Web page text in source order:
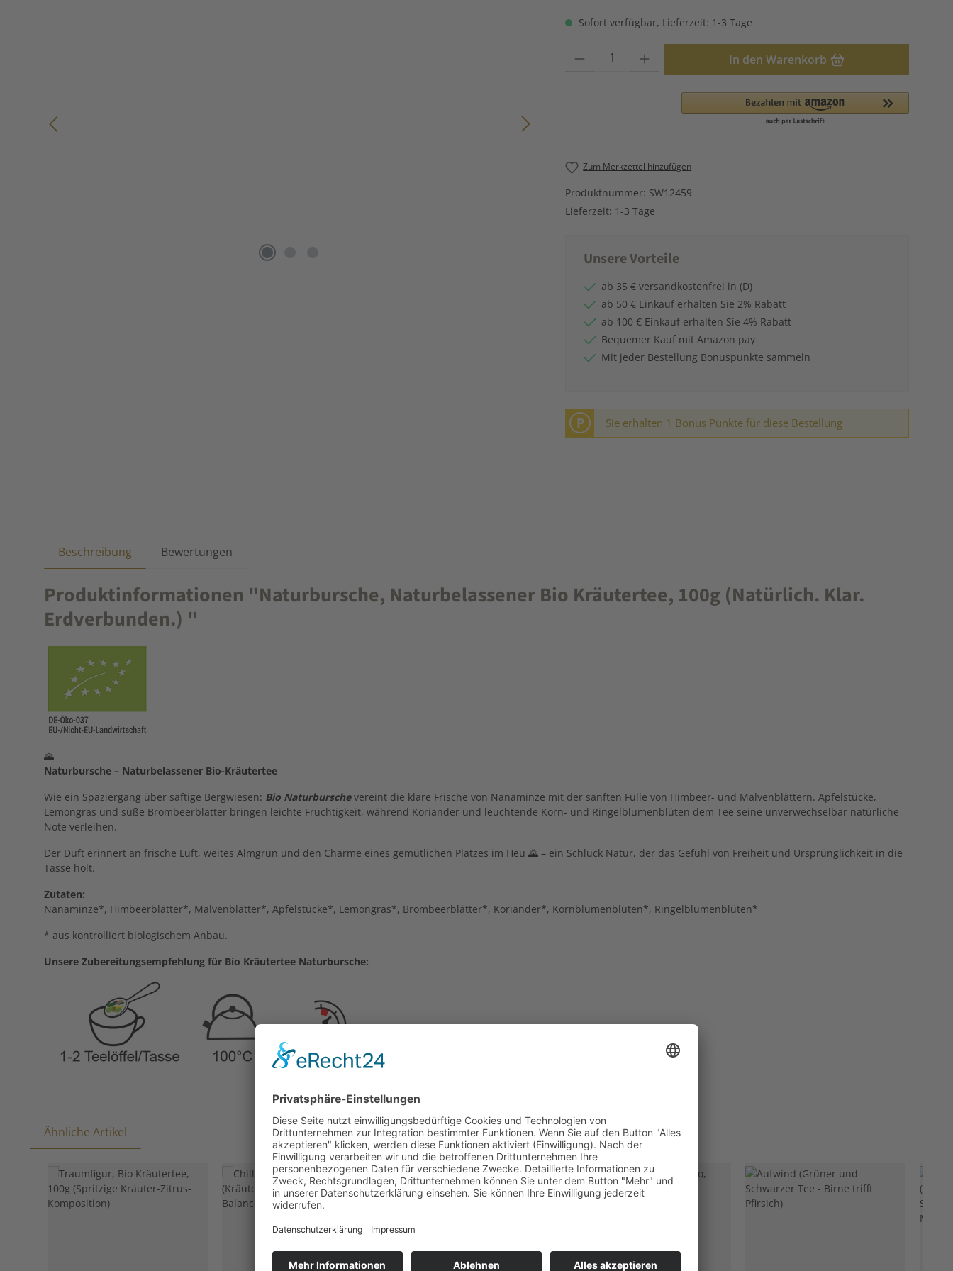
Sofort verfügbar, Lieferzeit: 1-3 Tage
Produkt Anzahl: Gib den gewünschten Wert ein oder benutze die Schaltflächen
In den Warenkorb
Zum Merkzettel hinzufügen
Produktnummer: SW12459
Lieferzeit: 1-3 Tage
Unsere Vorteile
ab 35 € versandkostenfrei in (D)
ab 50 € Einkauf erhalten Sie 2% Rabatt
ab 100 € Einkauf erhalten Sie 4% Rabatt
Bequemer Kauf mit Amazon pay
Mit jeder Bestellung Bonuspunkte sammeln
P Sie erhalten 1 Bonus Punkte für diese Bestellung
Beschreibung Bewertungen
Produktinformationen "Naturbursche, Naturbelassener Bio Kräutertee, 100g (Natürlich. Klar.
Erdverbunden.) "
🌄
Naturbursche – Naturbelassener Bio-Kräutertee
Wie ein Spaziergang über saftige Bergwiesen: Bio Naturburschevereint die klare Frische von Nanaminze mit der sanften Fülle von Himbeer- und Malvenblättern. Apfelstücke,
Lemongras und süße Brombeerblätter bringen leichte Fruchtigkeit, während Koriander und leuchtende Korn- und Ringelblumenblüten dem Tee seine unverwechselbar natürliche
Note verleihen.
Der Duft erinnert an frische Luft, weites Almgrün und den Charme eines gemütlichen Platzes im Heu 🌄 – ein Schluck Natur, der das Gefühl von Freiheit und Ursprünglichkeit in die
Tasse holt.
Zutaten:
Nanaminze*, Himbeerblätter*, Malvenblätter*, Apfelstücke*, Lemongras*, Brombeerblätter*, Koriander*, Kornblumenblüten*, Ringelblumenblüten*
* aus kontrolliert biologischem Anbau.
Unsere Zubereitungsempfehlung für Bio Kräutertee Naturbursche:
Ähnliche Artikel
Produktgalerie überspringen